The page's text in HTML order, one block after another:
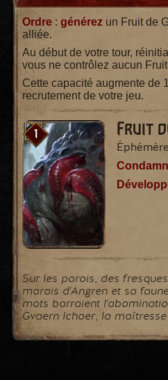
Ordre : générez un Fruit de
alliée.
Au début de votre tour,
vous ne contrôlez aucun
Cette capacité augmente de
recrutement de votre jeu.
1 Fruit
Éphémère
Sur les parois, des
marais d'Angren et sa
mots barraient
Gvaern Ichaer, la